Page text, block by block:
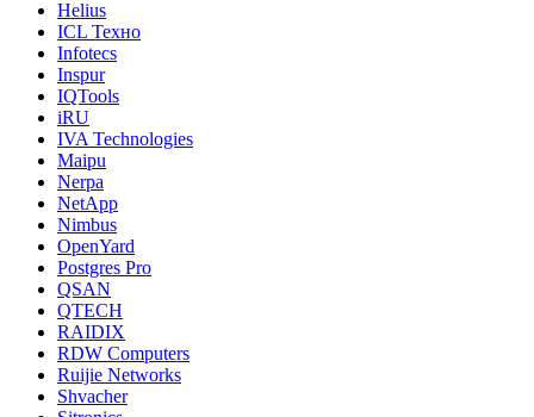
Helius
ICL Техно
Infotecs
Inspur
IQTools
iRU
IVA Technologies
Maipu
Nerpa
NetApp
Nimbus
OpenYard
Postgres Pro
QSAN
QTECH
RAIDIX
RDW Computers
Ruijie Networks
Shvacher